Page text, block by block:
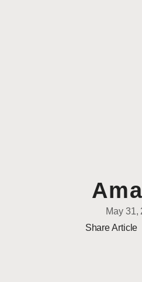
May 31,
Share Article